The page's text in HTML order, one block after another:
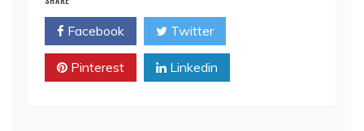
Facebook Twitter
Pinterest Linkedin